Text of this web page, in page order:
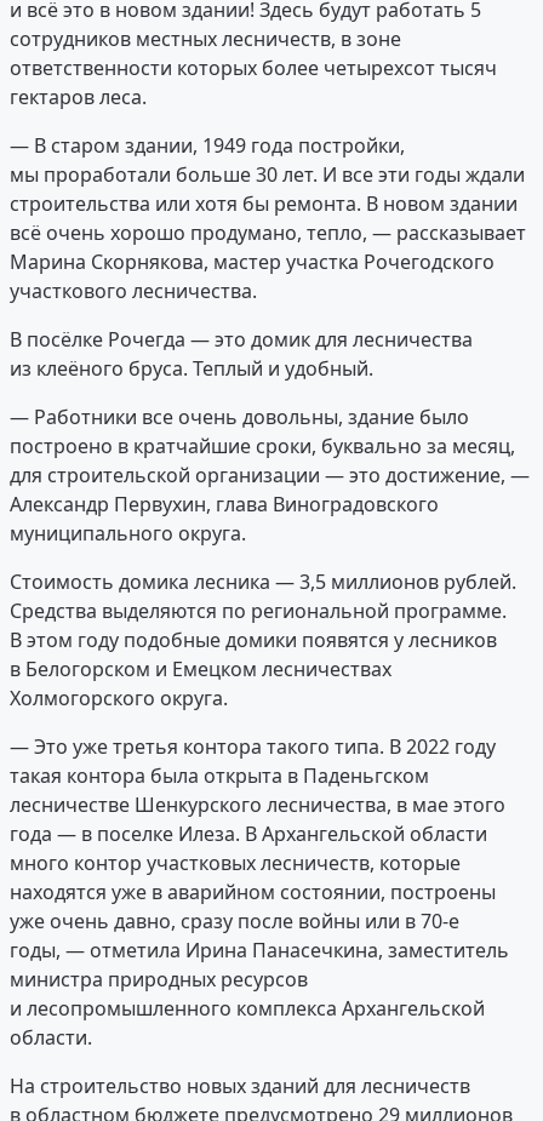
и всё это в новом здании! Здесь будут работать 5
сотрудников местных лесничеств, в зоне
ответственности которых более четырехсот тысяч
гектаров леса.
— В старом здании, 1949 года постройки,
мы проработали больше 30 лет. И все эти годы ждали
строительства или хотя бы ремонта. В новом здании
всё очень хорошо продумано, тепло, — рассказывает
Марина Скорнякова, мастер участка Рочегодского
участкового лесничества.
В посёлке Рочегда — это домик для лесничества
из клеёного бруса. Теплый и удобный.
— Работники все очень довольны, здание было
построено в кратчайшие сроки, буквально за месяц,
для строительской организации — это достижение, —
Александр Первухин, глава Виноградовского
муниципального округа.
Стоимость домика лесника — 3,5 миллионов рублей.
Средства выделяются по региональной программе.
В этом году подобные домики появятся у лесников
в Белогорском и Емецком лесничествах
Холмогорского округа.
— Это уже третья контора такого типа. В 2022 году
такая контора была открыта в Паденьгском
лесничестве Шенкурского лесничества, в мае этого
года — в поселке Илеза. В Архангельской области
много контор участковых лесничеств, которые
находятся уже в аварийном состоянии, построены
уже очень давно, сразу после войны или в 70-е
годы, — отметила Ирина Панасечкина, заместитель
министра природных ресурсов
и лесопромышленного комплекса Архангельской
области.
На строительство новых зданий для лесничеств
в областном бюджете предусмотрено 29 миллионов